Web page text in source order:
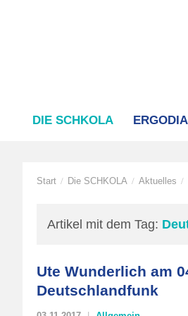
DIE SCHKOLA ERGODIA
Start / Die SCHKOLA / Aktuelles /
Artikel mit dem Tag:
Ute Wunderlich am
Deutschlandfunk